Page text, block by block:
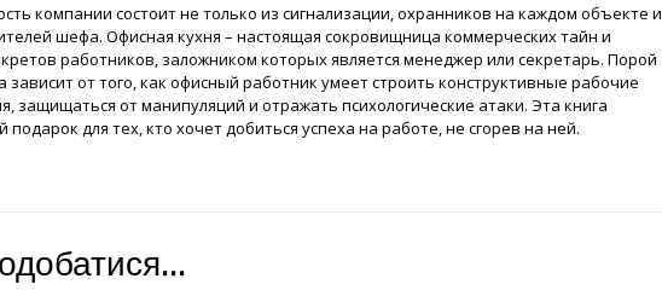
компании состоит не только из сигнализации, охранников на каждом объекте и
шефа. Офисная кухня – настоящая сокровищница коммерческих тайн и
работников, заложником которых является менеджер или секретарь. Порой
зависит от того, как офисный работник умеет строить конструктивные рабочие
защищаться от манипуляций и отражать психологические атаки. Эта книга
подарок для тех, кто хочет добиться успеха на работе, не сгорев на ней.